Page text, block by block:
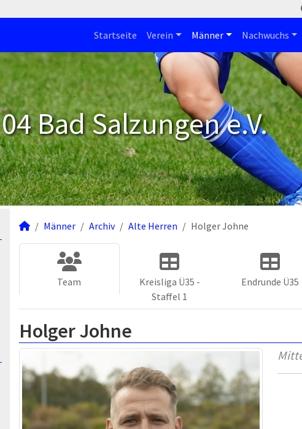
Startseite Verein Männer Nachwuchs
Bad Salzungen e.V.
Männer Archiv Alte Herren Holger Johne
Team
Kreisliga Ü35 -
Staffel 1
Endrunde Ü35
Holger Johne